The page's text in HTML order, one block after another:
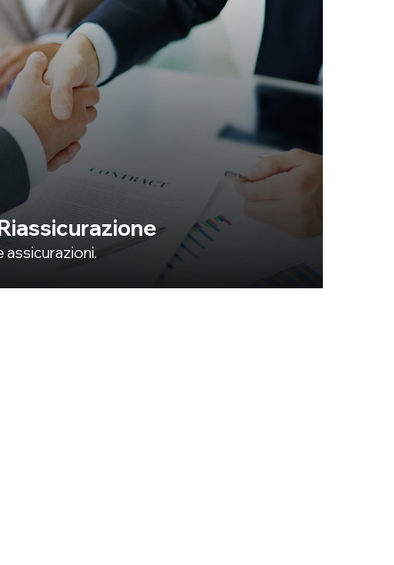
assicurazioni.